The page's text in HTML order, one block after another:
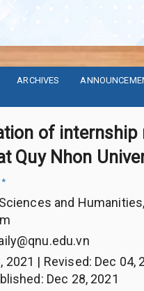
ARCHIVES
of
Quy Nhon
*
and
2021 | Revised: Dec 04,
: Dec 28, 2021